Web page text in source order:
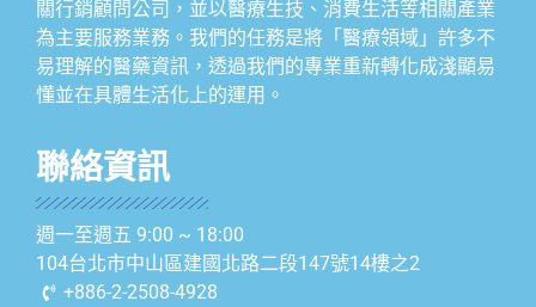
關行銷顧問公司，並以醫療生技、消費生活等相關產業
為主要服務業務。我們的任務是將「醫療領域」許多不
易理解的醫藥資訊，透過我們的專業重新轉化成淺顯易
懂並在具體生活化上的運用。
聯絡資訊
週一至週五 9:00 ~ 18:00
104台北市中山區建國北路二段147號14樓之2
+886-2-2508-4928